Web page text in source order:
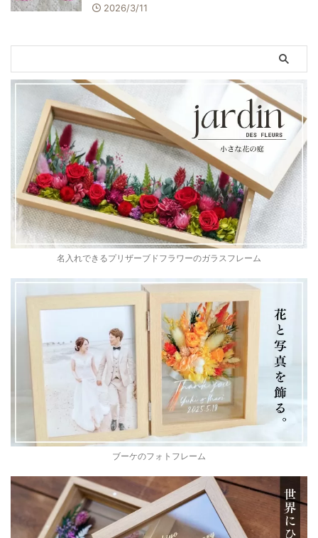
2026/3/11
名入れできるプリザーブドフラワーのガラスフレーム
ブーケのフォトフレーム